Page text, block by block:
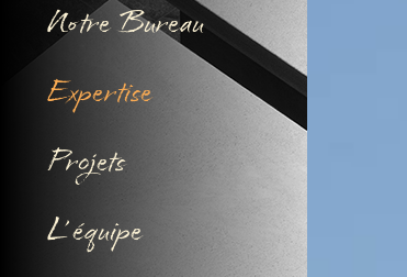
Notre Bureau
Expertise
Projets
L’ équipe